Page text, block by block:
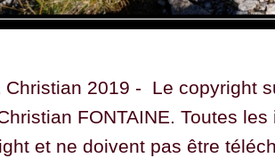
Christian 2019 - Le copyright
FONTAINE. Toutes
et ne doivent pas être